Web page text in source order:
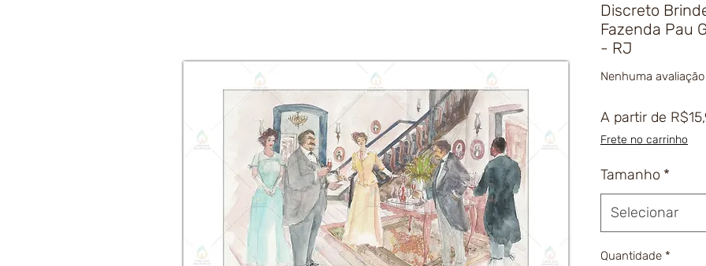
Discreto
Fazenda Pau
- RJ
Nenhuma avaliação
A partir de
Frete no carrinho
Tamanho *
Selecionar
Quantidade *